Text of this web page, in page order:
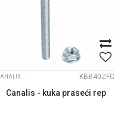
CANALIS KBB KBB40ZFC
Canalis - kuka praseći rep